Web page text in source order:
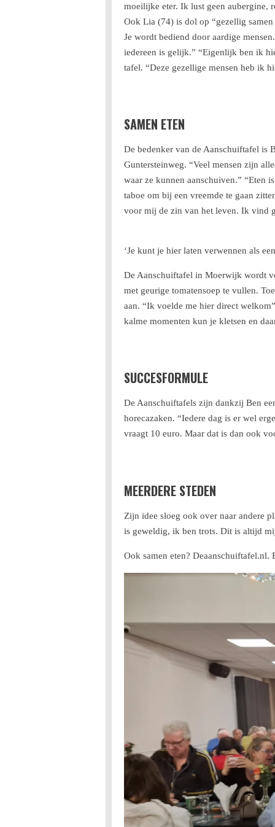
moeilijke eter. Ik lust geen aubergine,
Ook Lia (74) is dol op “gezellig
Je wordt bediend door aardige
iedereen is gelijk.” “Eigenlijk ben ik
tafel. “Deze gezellige mensen heb ik
SAMEN ETEN
De bedenker van de Aanschuiftafel is
Guntersteinweg. “Veel mensen zijn
waar ze kunnen aanschuiven.” “Eten
taboe om bij een vreemde te gaan
voor mij de zin van het leven. Ik vind
‘Je kunt je hier laten verwennen als
De Aanschuiftafel in Moerwijk wordt
met geurige tomatensoep te vullen.
aan. “Ik voelde me hier direct
kalme momenten kun je kletsen en
SUCCESFORMULE
De Aanschuiftafels zijn dankzij Ben
horecazaken. “Iedere dag is er wel
vraagt 10 euro. Maar dat is dan ook
MEERDERE STEDEN
Zijn idee sloeg ook over naar andere
is geweldig, ik ben trots. Dit is altijd
Ook samen eten?